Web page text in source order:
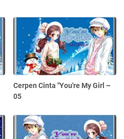
Cerpen Cinta "You're My Girl ~
05